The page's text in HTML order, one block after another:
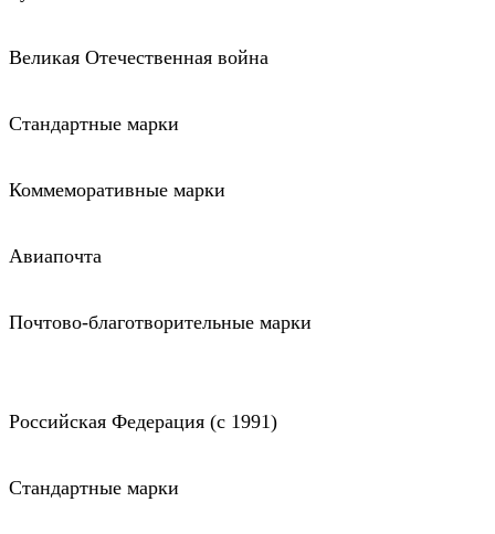
Великая Отечественная война
Стандартные марки
Коммеморативные марки
Авиапочта
Почтово-благотворительные марки
Российская Федерация (c 1991)
Стандартные марки